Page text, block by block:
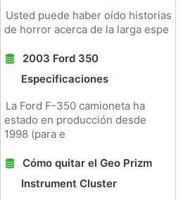
Usted puede haber oído historias
de horror acerca de la larga espe
2003 Ford 350
Especificaciones
La Ford F-350 camioneta ha
estado en producción desde
1998 (para e
Cómo quitar el Geo Prizm
Instrument Cluster